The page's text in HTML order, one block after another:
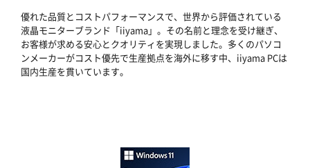
優れた品質とコストパフォーマンスで、世界から評価されている
液晶モニターブランド「iiyama」。その名前と理念を受け継ぎ、
お客様が求める安心とクオリティを実現しました。多くのパソコ
ンメーカーがコスト優先で生産拠点を海外に移す中、iiyama PCは
国内生産を貫いています。